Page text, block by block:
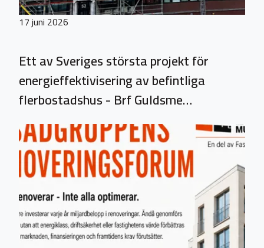
17 juni 2026
Ett av Sveriges största projekt för
energieffektivisering av befintliga
flerbostadshus - Brf Guldsme…